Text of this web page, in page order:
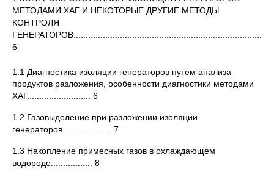
МЕТОДАМИ ХАГ И НЕКОТОРЫЕ ДРУГИЕ МЕТОДЫ
КОНТРОЛЯ
6
1.1 Диагностика изоляции генераторов путем анализа
продуктов разложения, особенности диагностики методами
ХАГ.......................... 6
1.2 Газовыделение при разложении изоляции
генераторов.................... 7
1.3 Накопление примесных газов в охлаждающем
водороде................. 8